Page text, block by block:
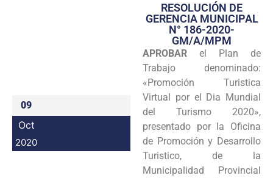
Transparencia
Seguridad
Programas
Intranet
09
Oct
2020
RESOLUCIÓN DE
GERENCIA MUNICIPAL
N° 186-2020-
GM/A/MPM
APROBAR el Plan de
Trabajo denominado:
«Promoción Turistica
Virtual por el Dia Mundial
del Turismo 2020»,
presentado por la Oficina
de Promoción y Desarrollo
Turistico, de la
Municipalidad Provincial